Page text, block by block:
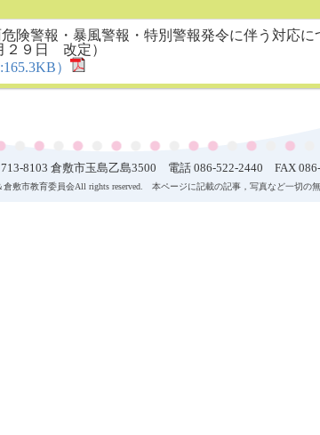
険警報・暴風警報・特別警報発令に伴う対応に
２９日 改定）
）
8103 倉敷市玉島乙島3500 電話 086-522-2440 FAX
倉敷市教育委員会All rights reserved. 本ページに記載の記事，写真など一切の